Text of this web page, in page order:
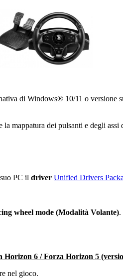
di Windows® 10/11 o versione
la mappatura dei pulsanti e degli
PC il driver Unified Drivers
wheel mode (Modalità Volante).
Horizon 6 / Forza Horizon 5
nel gioco.